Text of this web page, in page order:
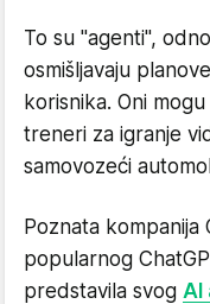
To su "agenti",
osmišljavaju
korisnika. Oni
treneri za igranje
samovozeći
Poznata kompanija
popularnog
predstavila svog AI